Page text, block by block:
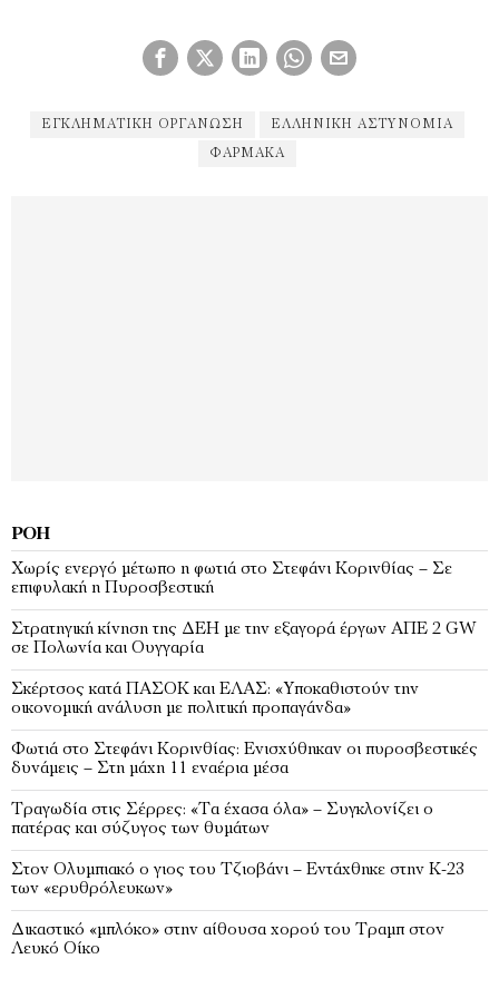
ΕΓΚΛΗΜΑΤΙΚΉ ΟΡΓΆΝΩΣΗ ΕΛΛΗΝΙΚΗ ΑΣΤΥΝΟΜΙΑ
ΦΑΡΜΑΚΑ
ΡΟΉ
Χωρίς ενεργό μέτωπο η φωτιά στο Στεφάνι Κορινθίας – Σε
επιφυλακή η Πυροσβεστική
Στρατηγική κίνηση της ΔΕΗ με την εξαγορά έργων ΑΠΕ 2 GW
σε Πολωνία και Ουγγαρία
Σκέρτσος κατά ΠΑΣΟΚ και ΕΛΑΣ: «Υποκαθιστούν την
οικονομική ανάλυση με πολιτική προπαγάνδα»
Φωτιά στο Στεφάνι Κορινθίας: Ενισχύθηκαν οι πυροσβεστικές
δυνάμεις – Στη μάχη 11 εναέρια μέσα
Τραγωδία στις Σέρρες: «Τα έχασα όλα» – Συγκλονίζει ο
πατέρας και σύζυγος των θυμάτων
Στον Ολυμπιακό ο γιος του Τζιοβάνι – Εντάχθηκε στην Κ-23
των «ερυθρόλευκων»
Δικαστικό «μπλόκο» στην αίθουσα χορού του Τραμπ στον
Λευκό Οίκο